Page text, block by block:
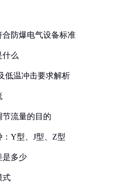
防爆电气设备标准
什么
低温冲击要求解析
流量的目的
Y型、J型、Z型
是多少
式